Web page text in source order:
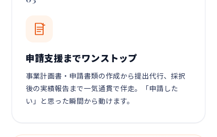
申請支援までワンストップ
事業計画書・申請書類の作成から提出代行、採択
後の実績報告まで一気通貫で伴走。「申請した
い」と思った瞬間から動けます。